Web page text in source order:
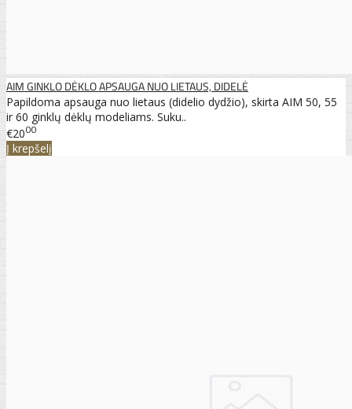
AIM GINKLO DĖKLO APSAUGA NUO LIETAUS, DIDELĖ
Papildoma apsauga nuo lietaus (didelio dydžio), skirta AIM 50, 55
ir 60 ginklų dėklų modeliams. Suku..
€2000
Į krepšelį